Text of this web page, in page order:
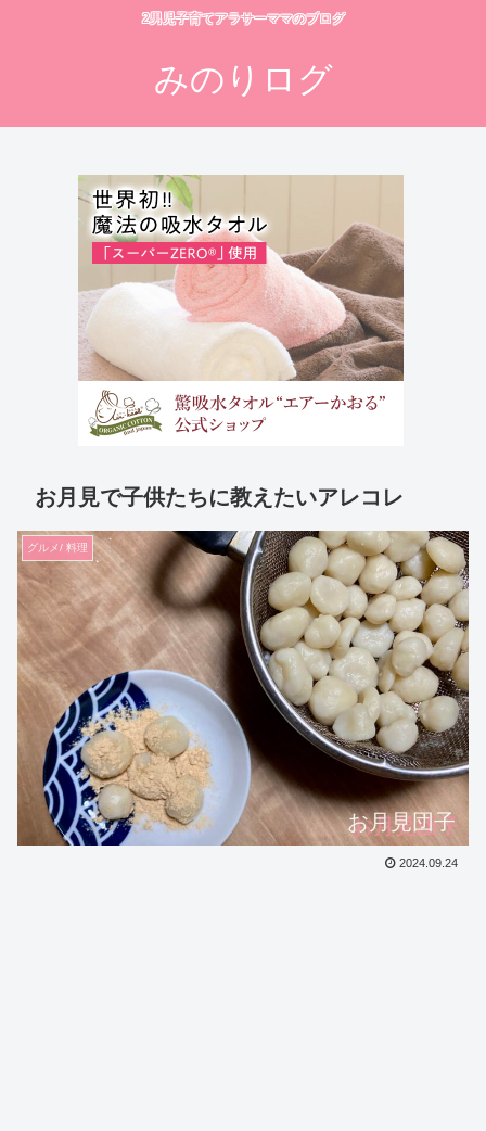
2男児子育てアラサーママのブログ
みのりログ
お月見で子供たちに教えたいアレコレ
グルメ/ 料理
お月見団子
2024.09.24